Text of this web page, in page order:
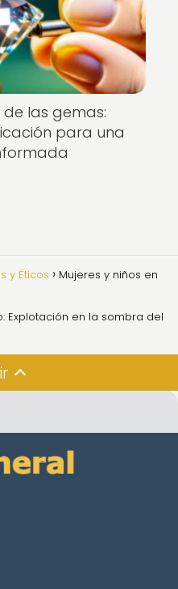
las gemas:
para una
y Éticos Mujeres y niños en
Explotación en la sombra del